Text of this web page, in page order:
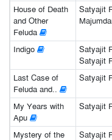
House of Death
and Other
Feluda
Satyajit
Indigo
Satyajit
Satyajit
Last Case of
Feluda and..
Satyajit
My Years with
Apu
Satyajit
Mystery of the
Satyajit